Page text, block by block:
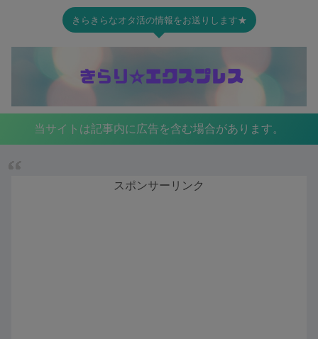
きらきらなオタ活の情報をお送りします★
当サイトは記事内に広告を含む場合があります。
スポンサーリンク